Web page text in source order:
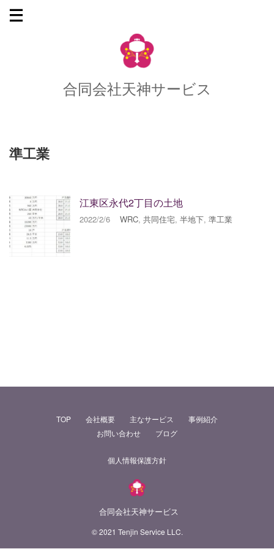
合同会社天神サービス
準工業
江東区永代2丁目の土地
2022/2/6 WRC, 共同住宅, 半地下, 準工業
TOP 会社概要 主なサービス
事例紹介
お問い合わせ
ブログ
個人情報保護方針
合同会社天神サービス
© 2021 Tenjin Service LLC.